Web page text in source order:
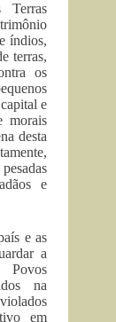
Terras
índios,
terras,
os
e
morais
desta
e
e as
a
Povos
na
em